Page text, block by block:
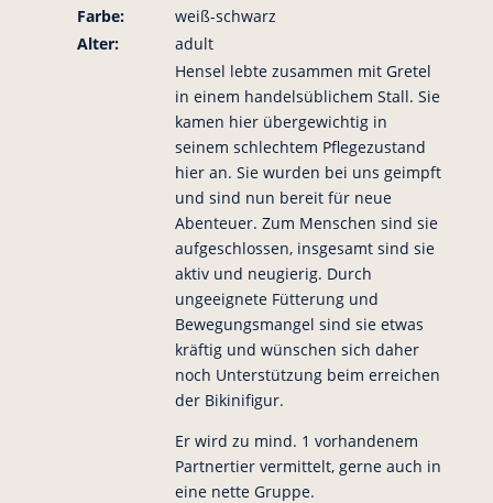
Farbe:
weiß-schwarz
Alter:
adult
Hensel lebte zusammen mit Gretel
in einem handelsüblichem Stall. Sie
kamen hier übergewichtig in
seinem schlechtem Pflegezustand
hier an. Sie wurden bei uns geimpft
und sind nun bereit für neue
Abenteuer. Zum Menschen sind sie
aufgeschlossen, insgesamt sind sie
aktiv und neugierig. Durch
ungeeignete Fütterung und
Bewegungsmangel sind sie etwas
kräftig und wünschen sich daher
noch Unterstützung beim erreichen
der Bikinifigur.
Er wird zu mind. 1 vorhandenem
Partnertier vermittelt, gerne auch in
eine nette Gruppe.